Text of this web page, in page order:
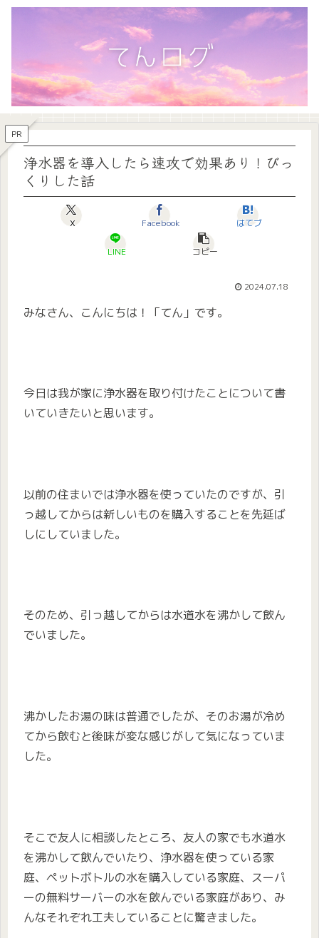
PR
浄水器を導入したら速攻で効果あり！びっ
くりした話
X Facebook はてブ
LINE コピー
2024.07.18
みなさん、こんにちは！「てん」です。
今日は我が家に浄水器を取り付けたことについて書
いていきたいと思います。
以前の住まいでは浄水器を使っていたのですが、引
っ越してからは新しいものを購入することを先延ば
しにしていました。
そのため、引っ越してからは水道水を沸かして飲ん
でいました。
沸かしたお湯の味は普通でしたが、そのお湯が冷め
てから飲むと後味が変な感じがして気になっていま
した。
そこで友人に相談したところ、友人の家でも水道水
を沸かして飲んでいたり、浄水器を使っている家
庭、ペットボトルの水を購入している家庭、スーパ
ーの無料サーバーの水を飲んでいる家庭があり、み
んなそれぞれ工夫していることに驚きました。